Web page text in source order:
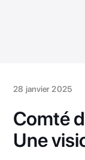
28 janvier 2025
Comté
Une